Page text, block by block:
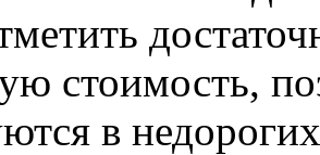
стоимость,
в